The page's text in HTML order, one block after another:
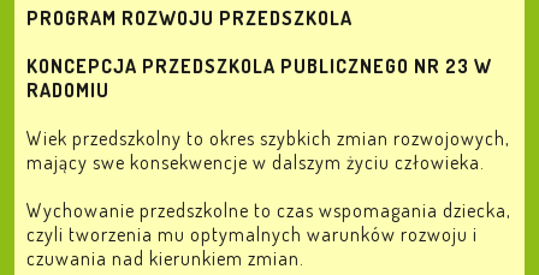
PROGRAM ROZWOJU PRZEDSZKOLA
KONCEPCJA PRZEDSZKOLA PUBLICZNEGO NR 23 W
RADOMIU
Wiek przedszkolny to okres szybkich zmian rozwojowych,
mający swe konsekwencje w dalszym życiu człowieka.
Wychowanie przedszkolne to czas wspomagania dziecka,
czyli tworzenia mu optymalnych warunków rozwoju i
czuwania nad kierunkiem zmian.